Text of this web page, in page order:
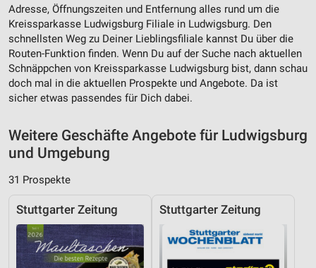
Adresse, Öffnungszeiten und Entfernung alles rund um die
Kreissparkasse Ludwigsburg Filiale in Ludwigsburg. Den
schnellsten Weg zu Deiner Lieblingsfiliale kannst Du über die
Routen-Funktion finden. Wenn Du auf der Suche nach aktuellen
Schnäppchen von Kreissparkasse Ludwigsburg bist, dann schau
doch mal in die aktuellen Prospekte und Angebote. Da ist
sicher etwas passendes für Dich dabei.
Weitere Geschäfte Angebote für Ludwigsburg
und Umgebung
31 Prospekte
Stuttgarter Zeitung Stuttgarter Zeitung